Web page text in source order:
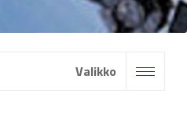
Valikko